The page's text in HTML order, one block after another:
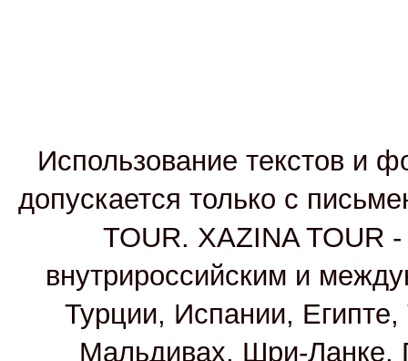
Использование текстов и
допускается только с
TOUR. XAZINA TOUR -
внутрироссийским и
Турции, Испании,
Мальдивах, Шри-Ланке,